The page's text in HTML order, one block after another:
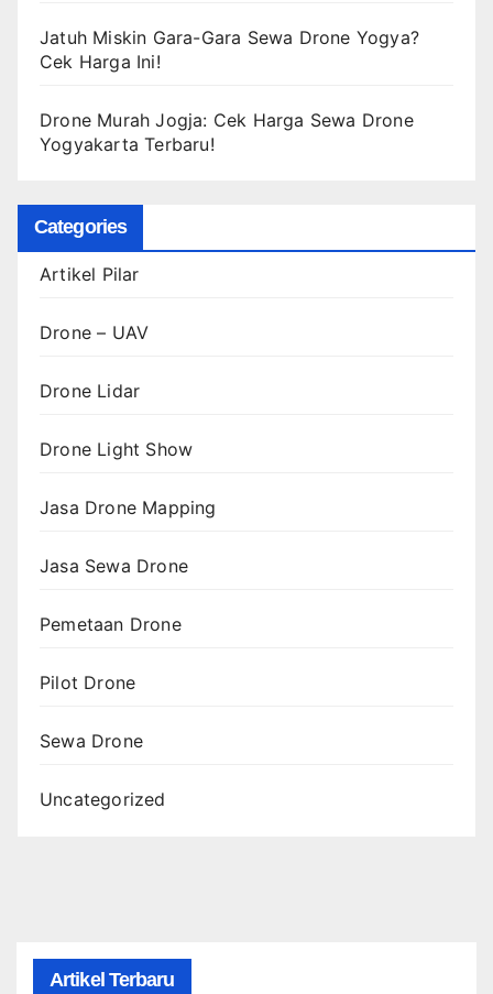
Jatuh Miskin Gara-Gara Sewa Drone Yogya?
Cek Harga Ini!
Drone Murah Jogja: Cek Harga Sewa Drone
Yogyakarta Terbaru!
Categories
Artikel Pilar
Drone – UAV
Drone Lidar
Drone Light Show
Jasa Drone Mapping
Jasa Sewa Drone
Pemetaan Drone
Pilot Drone
Sewa Drone
Uncategorized
Artikel Terbaru